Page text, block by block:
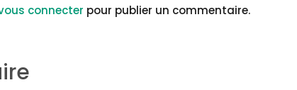
connecter pour publier un commentaire.